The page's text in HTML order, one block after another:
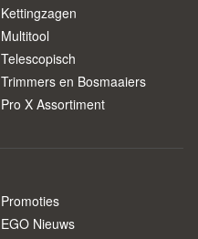
Kettingzagen
Multitool
Telescopisch
Trimmers en Bosmaaiers
Pro X Assortiment
Promoties
EGO Nieuws